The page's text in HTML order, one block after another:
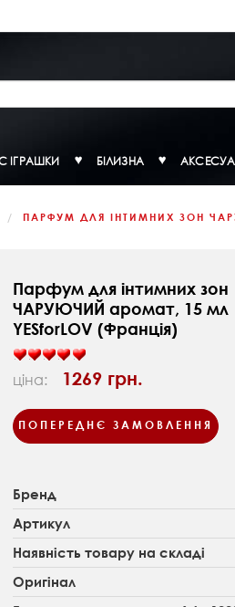
ІГРАШКИ БІЛИЗНА
ПАРФУМ ДЛЯ ІНТИМНИХ ЗОН
Парфум для інтимних зон
ЧАРУЮЧИЙ аромат, 15 мл
YESforLOV (Франція)
ціна: 1269 грн.
ПОПЕРЕДНЄ ЗАМОВЛЕННЯ
Бренд
Артикул
Наявність товару на складі
Оригінал